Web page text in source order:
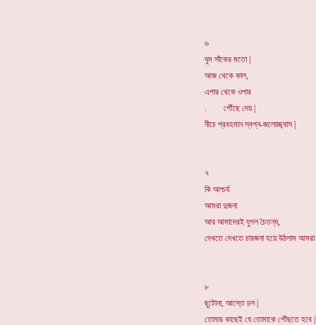
৬
ঘুম সাঁকের মতো |
আজ থেকে কাল,
এপার থেকে ওপার
. পৌঁছে দেয় |
নীচে প্রবহমান স্বপ্ন-জলোচ্ছ্বাস |
৭
কি আশ্চর্য
আমরা দুজনা
আর আমাদেরই যুগল চৈতন্য,
দেখতে দেখতে চারজনা হয়ে উঠলাম আমরা
৮
ছুটোনা, আস্তে চল |
তোমার কাছেই যে তোমাকে পৌঁছতে হবে |